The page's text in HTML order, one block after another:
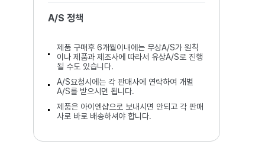
A/S 정책
제품 구매후 6개월이내에는 무상A/S가 원칙
이나 제품과 제조사에 따라서 유상A/S로 진행
될 수도 있습니다.
A/S요청시에는 각 판매사에 연락하여 개별
A/S를 받으시면 됩니다.
제품은 아이엔샵으로 보내시면 안되고 각 판매
사로 바로 배송하셔야 합니다.